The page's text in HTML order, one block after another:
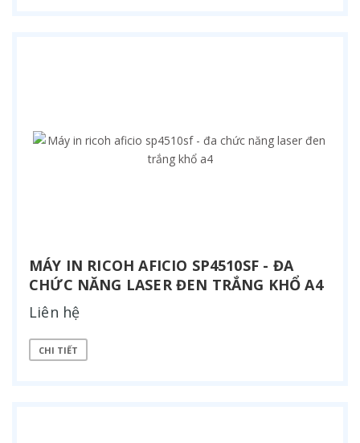
MÁY IN RICOH AFICIO SP4510SF - ĐA
CHỨC NĂNG LASER ĐEN TRẮNG KHỔ A4
Liên hệ
CHI TIẾT